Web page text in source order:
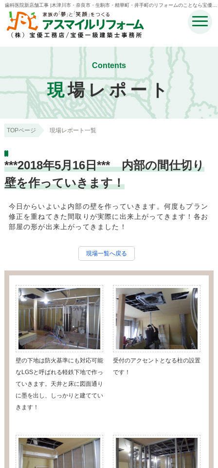
歯科医院新店舗工事 |木津川市・奈良市・生駒市・精華町・井手町のリフォームのことなら宝優工
務店アスマイルリフォーム
Contents
現場レポート
TOPページ 現場レポート一覧
***2018年5月16日*** 内部の間仕切り
壁を作っていきます！
今日からいよいよ内部の壁を作っていきます。何度もプラン
修正を重ねてきた間取りが実際に出来上がってきます！各お
部屋の形が出来上がってきました！
現場一覧へ戻る
壁の下地は防火基準にも対応可能
なLGSと呼ばれる軽鉄下地で作っ
ていきます。天井と床に図面通り
に墨を出し、しっかりと建ててい
きます！
受付のアクセントとなる柱の設置
です！